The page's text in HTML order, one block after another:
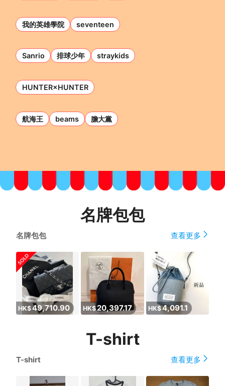
我的英雄學院 seventeen
Sanrio 排球少年 straykids
HUNTER×HUNTER
航海王 beams 膽大黨
名牌包包
名牌包包 查看更多
HK$49,710.90 HK$20,397.17 HK$4,091.1
T-shirt
T-shirt 查看更多